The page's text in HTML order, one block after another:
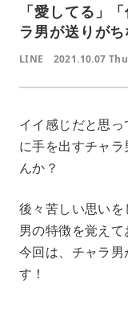
「愛してる」
ラ男が送りが
LINE 2021.10.07 Thu
イイ感じだと思
に手を出すチャ
んか？
後々苦しい思い
男の特徴を覚えて
今回は、チャラ
す！